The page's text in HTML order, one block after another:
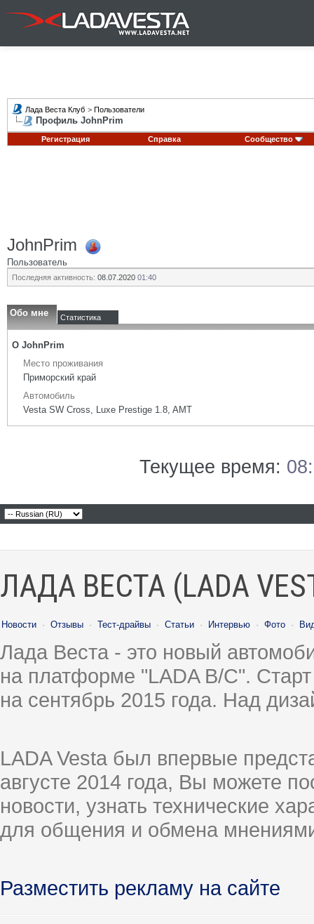
Лада Веста Клуб > Пользователи
Профиль JohnPrim
Регистрация Справка Сообщество
JohnPrim
Пользователь
Последняя активность: 08.07.2020 01:40
Обо мне Статистика
О JohnPrim
Место проживания
Приморский край
Автомобиль
Vesta SW Cross, Luxe Prestige 1.8, AMT
Текущее время:
ЛАДА ВЕСТА (LADA
Новости · Отзывы · Тест-драйвы · Статьи · Интервью · Фото ·
Лада Веста - это новый
на платформе "LADA B/C".
на сентябрь 2015 года. Над
LADA Vesta был впервые
августе 2014 года, Вы можете
новости, узнать технические
для общения и обмена
Разместить рекламу на сайте